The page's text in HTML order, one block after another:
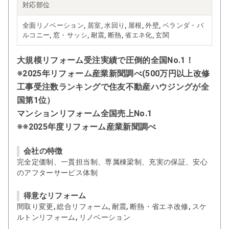
対応部位
全面リノベーション, 居室, 水回り, 屋根, 外壁, ベランダ・バ
ルコニー, 窓・サッシ, 耐震, 断熱, 省エネ化, 玄関
大規模リフォーム受注実績で圧倒的全国No.1！
※2025年リフォーム産業新聞調べ(500万円以上改修
工事受注数ランキングで住友不動産ハウジングが全
国第1位）
マンションリフォーム全国売上No.1
※※2025年度リフォーム産業新聞調べ
会社の特徴
完全定価制、一貫担当制、専属棟梁制、充実の保証、安心
のアフターサービス体制
得意なリフォーム
間取り変更, 総合リフォーム, 耐震, 断熱・省エネ改修, スケ
ルトンリフォーム, リノベーション